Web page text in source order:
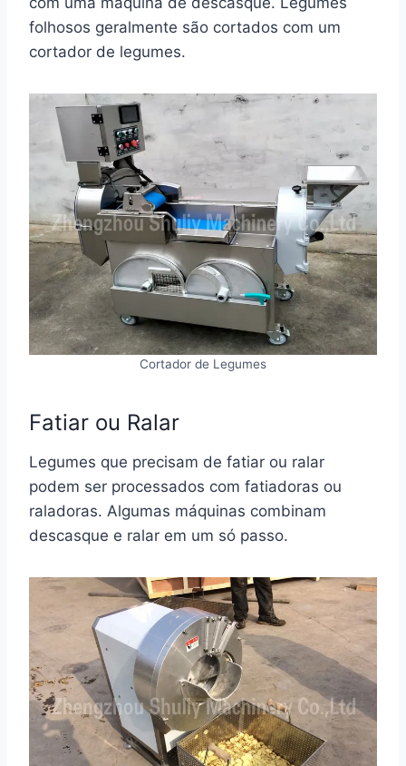
folhosos geralmente são cortados com um
cortador de legumes.
Cortador de Legumes
Fatiar ou Ralar
Legumes que precisam de fatiar ou ralar
podem ser processados com fatiadoras ou
raladoras. Algumas máquinas combinam
descasque e ralar em um só passo.